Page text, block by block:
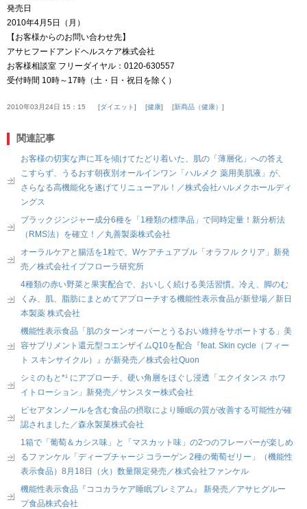
発売日
2010年4月5日（月）
【お客様からのお問い合わせ先】
アサヒフードアンドヘルスケア株式会社
お客様相談室 フリーダイヤル：0120-630557
受付時間 10時～17時（土・日・祝日を除く）
2010年03月24日 15：15 ダイエット 健康 新商品（健康）
関連記事
お客様の切実な声に耳を傾けてたどり着いた、肌の「薄層化」への答え
こすらず、うるおす朝夜別オールインワン「ハルメク 薬用美肌液」が、
さらなる高機能化を遂げてリニューアル！／株式会社ハルメクホールディ
ングス
ブラックジンジャー成分6種を「1種類の標準品」で同時定量！新分析法
（RMS法）を確立！／丸善製薬株式会社
オーラルケアと腸活を1粒で。Wケアチュアブル「オラフル クリア」新発
売／株式会社イブフローラ研究所
4種類の赤い野菜と果実配合で、おいしく続ける美活習慣。冷え、脚のむ
くみ、肌、脂肪にまとめてアプローチする機能性表示食品が新登場／新日
本製薬 株式会社
機能性表示食品「肌のターンオーバーとうるおい維持をサポートする」美
容サプリメント還元型コエンザイムQ10を配合『feat. Skin cycle（フィー
ト スキンサイクル）』が新発売／株式会社Quon
シミのもと*¹ にアプローチ、硬い角層をほぐし浸透「エクイタンス ホワ
イトローション」新発売／サンスター株式会社
ピセアタンノールを含む食品の摂取により睡眠の質が改善する可能性が確
認されました／森永製菓株式会社
1箱で「葡萄＆カシス味」と「マスカット味」の2つのフレーバーが楽しめ
るファンケル「ディープチャージ コラーゲン 2種の葡萄ゼリー」（機能性
表示食品）8月18日（火）数量限定発売／株式会社ファンケル
機能性表示食品『ココカラケア睡眠プレミアム』 新発売／アサヒグルー
プ食品株式会社